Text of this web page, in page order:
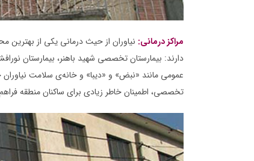
مراکز درمانی: نیاوران از حیث درمانی یکی از بهترین
دارند: بیمارستان تخصصی شهید باهنر، بیمارستان
عمومی مانند «نبض» و «دیبا» و خانه‌ی سلامت
تخصصی، اطمینان خاطر زیادی برای ساکنان منطقه